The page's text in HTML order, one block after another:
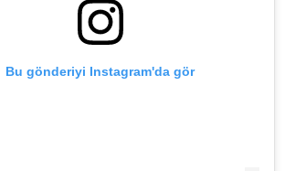
Bu gönderiyi Instagram'da gör